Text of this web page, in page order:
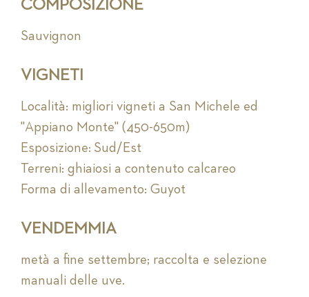
COMPOSIZIONE
Sauvignon
VIGNETI
Località: migliori vigneti a San Michele ed
"Appiano Monte" (450-650m)
Esposizione: Sud/Est
Terreni: ghiaiosi a contenuto calcareo
Forma di allevamento: Guyot
VENDEMMIA
metà a fine settembre; raccolta e selezione
manuali delle uve.